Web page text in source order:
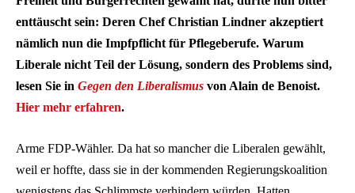
enttäuscht sein: Deren Chef Christian Lindner akzeptiert
nämlich nun die Impfpflicht für Pflegeberufe. Warum
Liberale nicht Teil der Lösung, sondern des Problems sind,
lesen Sie in Gegen den Liberalismus von Alain de Benoist.
Hier mehr erfahren.
Arme FDP-Wähler. Da hat so mancher die Liberalen gewählt,
weil er hoffte, dass sie in der kommenden Regierungskoalition